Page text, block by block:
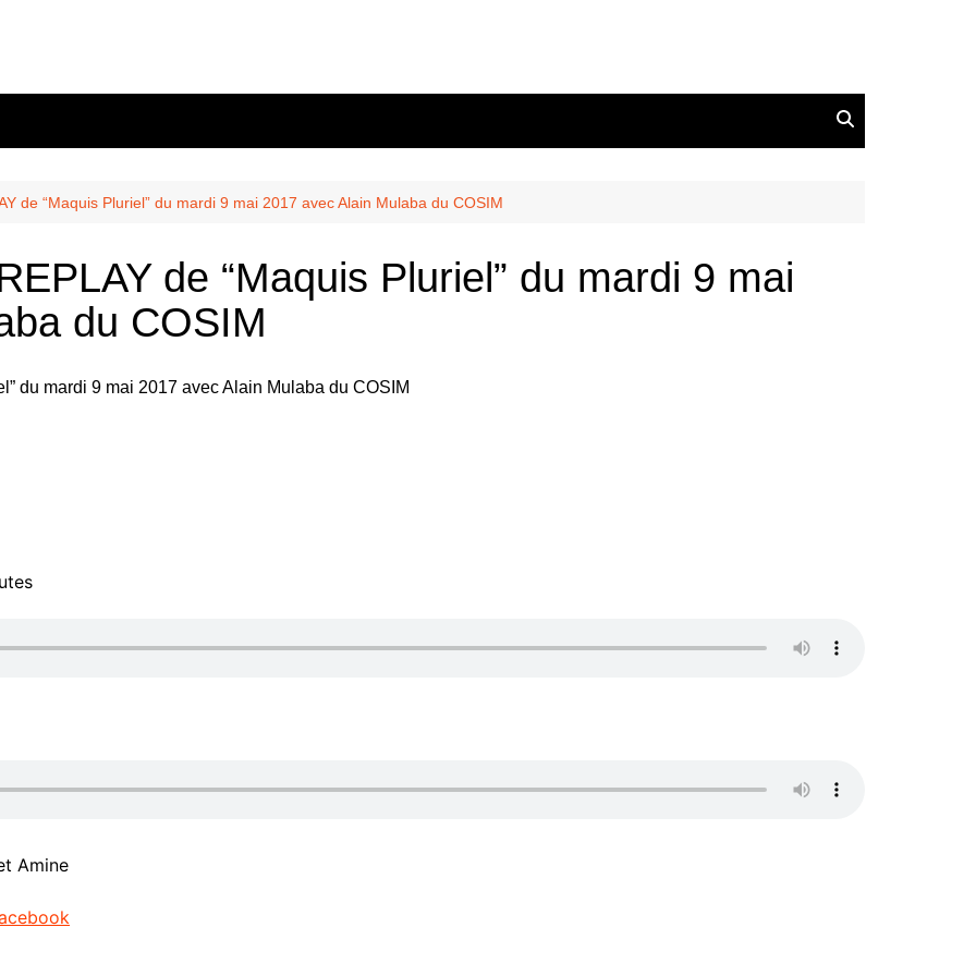
Balmont
La Doua
de “Maquis Pluriel” du mardi 9 mai 2017 avec Alain Mulaba du COSIM
de “Maquis Pluriel” du mardi 9 mai
du COSIM
Amine